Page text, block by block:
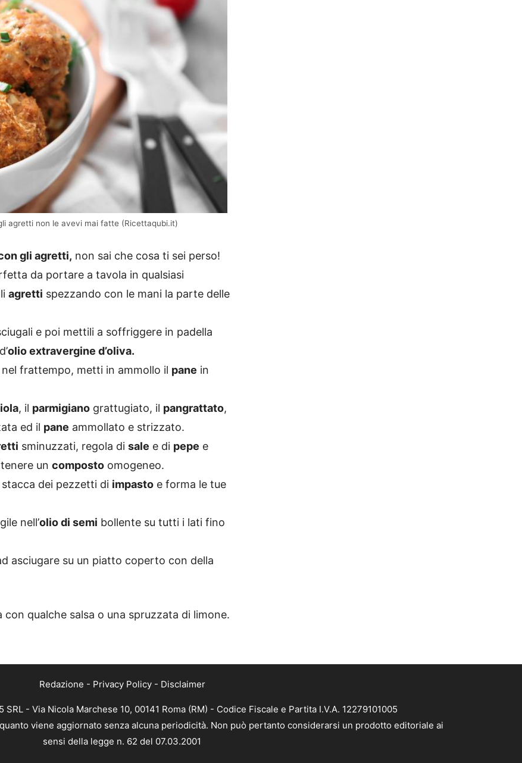
agretti non le avevi mai fatte (Ricettaqubi.it)
gli agretti, non sai che cosa ti sei perso!
da portare a tavola in qualsiasi
agretti spezzando con le mani la parte delle
e poi mettili a soffriggere in padella
olio extravergine d’oliva.
frattempo, metti in ammollo il pane in
, il parmigiano grattugiato, il pangrattato,
ed il pane ammollato e strizzato.
sminuzzati, regola di sale e di pepe e
un composto omogeneo.
dei pezzetti di impasto e forma le tue
nell’olio di semi bollente su tutti i lati fino
asciugare su un piatto coperto con della
qualche salsa o una spruzzata di limone.
Redazione - Privacy Policy- Disclaimer
- Via Nicola Marchese 10, 00141 Roma (RM) - Codice Fiscale e Partita I.V.A. 12279101005
viene aggiornato senza alcuna periodicità. Non può pertanto considerarsi un prodotto editoriale ai
sensi della legge n. 62 del 07.03.2001